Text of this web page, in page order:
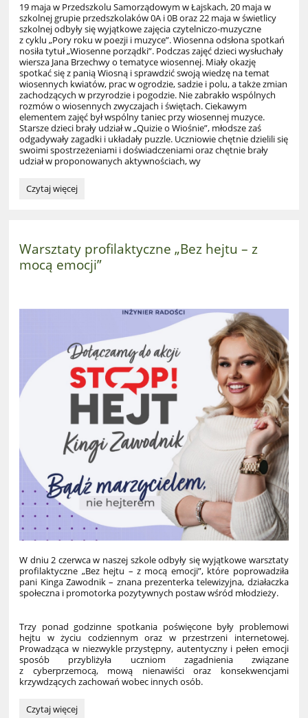
19 maja w Przedszkolu Samorządowym w Łajskach, 20 maja w
szkolnej grupie przedszkolaków 0A i 0B oraz 22 maja w świetlicy
szkolnej odbyły się wyjątkowe zajęcia czytelniczo-muzyczne
z cyklu „Pory roku w poezji i muzyce”. Wiosenna odsłona spotkań
nosiła tytuł „Wiosenne porządki”. Podczas zajęć dzieci wysłuchały
wiersza Jana Brzechwy o tematyce wiosennej. Miały okazję
spotkać się z panią Wiosną i sprawdzić swoją wiedzę na temat
wiosennych kwiatów, prac w ogrodzie, sadzie i polu, a także zmian
zachodzących w przyrodzie i pogodzie. Nie zabrakło wspólnych
rozmów o wiosennych zwyczajach i świętach. Ciekawym
elementem zajęć był wspólny taniec przy wiosennej muzyce.
Starsze dzieci brały udział w „Quizie o Wiośnie”, młodsze zaś
odgadywały zagadki i układały puzzle. Uczniowie chętnie dzielili się
swoimi spostrzeżeniami i doświadczeniami oraz chętnie brały
udział w proponowanych aktywnościach, wy
„WIOSENNE
-
muzyczne:
Czytaj więcej
Warsztaty profilaktyczne „Bez hejtu – z
mocą emocji”
W dniu 2 czerwca w naszej szkole odbyły się wyjątkowe warsztaty
profilaktyczne „Bez hejtu – z mocą emocji”, które poprowadziła
pani Kinga Zawodnik – znana prezenterka telewizyjna, działaczka
społeczna i promotorka pozytywnych postaw wśród młodzieży.
Trzy ponad godzinne spotkania poświęcone były problemowi
hejtu w życiu codziennym oraz w przestrzeni internetowej.
Prowadząca w niezwykle przystępny, autentyczny i pełen emocji
sposób przybliżyła uczniom zagadnienia związane
z cyberprzemocą, mową nienawiści oraz konsekwencjami
krzywdzących zachowań wobec innych osób.
Warsztaty
Czytaj więcej